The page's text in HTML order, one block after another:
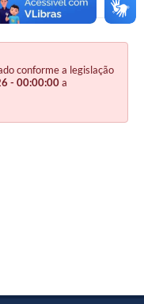
conforme a legislação
- 00:00:00a